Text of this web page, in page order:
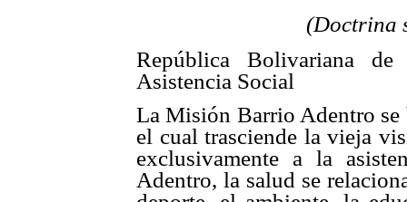
(Doctrina
República Bolivariana
Asistencia Social
La Misión Barrio Adentro se
el cual trasciende la vieja
exclusivamente a la
Adentro, la salud se